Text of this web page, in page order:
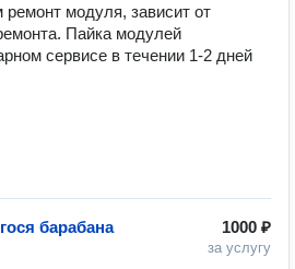
модуля, зависит от
Пайка модулей
сервисе в течении 1-2 дней
1000 ₽
за услугу
барабана